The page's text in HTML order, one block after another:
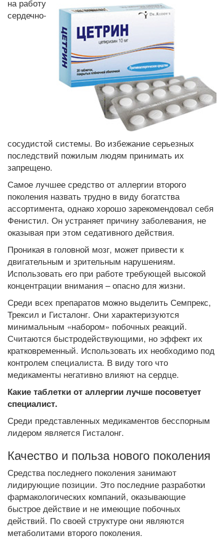
на работу
сердечно-
сосудистой системы. Во избежание серьезных
последствий пожилым людям принимать их
запрещено.
Самое лучшее средство от аллергии второго
поколения назвать трудно в виду богатства
ассортимента, однако хорошо зарекомендовал себя
Фенистил. Он устраняет причину заболевания, не
оказывая при этом седативного действия.
Проникая в головной мозг, может привести к
двигательным и зрительным нарушениям.
Использовать его при работе требующей высокой
концентрации внимания – опасно для жизни.
Среди всех препаратов можно выделить Семпрекс,
Трексил и Гисталонг. Они характеризуются
минимальным «набором» побочных реакций.
Считаются быстродействующими, но эффект их
кратковременный. Использовать их необходимо под
контролем специалиста. В виду того что
медикаменты негативно влияют на сердце.
Какие таблетки от аллергии лучше посоветует
специалист.
Среди представленных медикаментов бесспорным
лидером является Гисталонг.
Качество и польза нового поколения
Средства последнего поколения занимают
лидирующие позиции. Это последние разработки
фармакологических компаний, оказывающие
быстрое действие и не имеющие побочных
действий. По своей структуре они являются
метаболитами второго поколения.